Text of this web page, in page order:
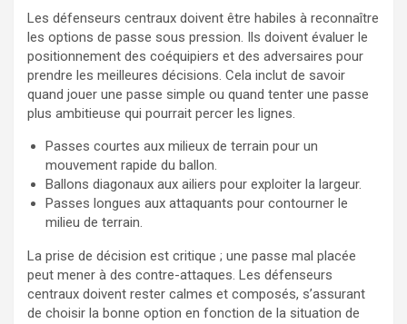
Les défenseurs centraux doivent être habiles à reconnaître
les options de passe sous pression. Ils doivent évaluer le
positionnement des coéquipiers et des adversaires pour
prendre les meilleures décisions. Cela inclut de savoir
quand jouer une passe simple ou quand tenter une passe
plus ambitieuse qui pourrait percer les lignes.
Passes courtes aux milieux de terrain pour un
mouvement rapide du ballon.
Ballons diagonaux aux ailiers pour exploiter la largeur.
Passes longues aux attaquants pour contourner le
milieu de terrain.
La prise de décision est critique ; une passe mal placée
peut mener à des contre-attaques. Les défenseurs
centraux doivent rester calmes et composés, s’assurant
de choisir la bonne option en fonction de la situation de